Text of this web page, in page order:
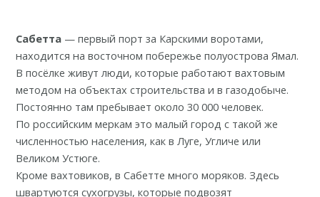
Сабетта —первый порт за Карскими воротами,
находится на восточном побережье полуострова Ямал.
В посёлке живут люди, которые работают вахтовым
методом на объектах строительства и в газодобыче.
Постоянно там пребывает около 30 000 человек.
По российским меркам этомалый город с такой же
численностью населения, как в Луге, Угличе или
Великом Устюге.
Кроме вахтовиков, в Сабетте много моряков. Здесь
швартуются сухогрузы, которые подвозят